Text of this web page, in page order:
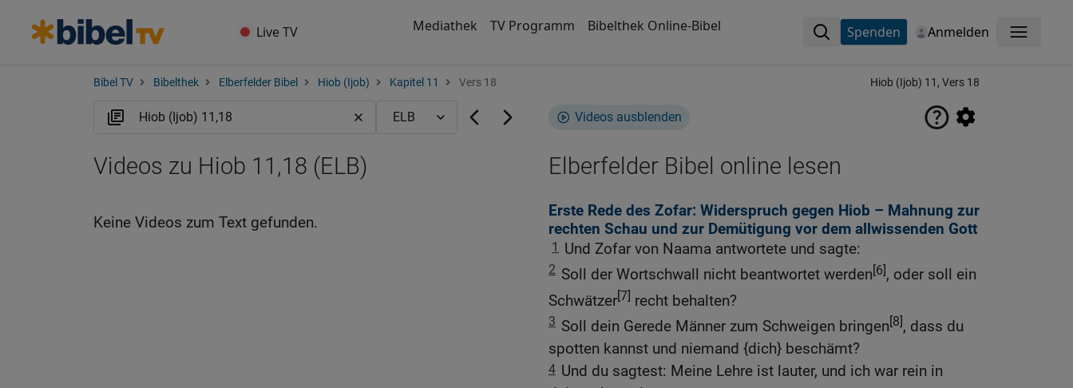
Live TV Mediathek TV Programm Bibelthek Online-Bibel Spenden Anmelden Menü
Bibel TV Bibelthek Elberfelder Bibel Hiob (Ijob) Kapitel 11 Vers 18 Hiob (Ijob) 11, Vers 18
Videos ausblenden
Elberfelder Bibel online lesen
Erste Rede des Zofar: Widerspruch gegen Hiob – Mahnung zur
rechten Schau und zur Demütigung vor dem allwissenden Gott
1 Und Zofar von Naama antwortete und sagte:
2 Soll der Wortschwall nicht beantwortet werden[6], oder soll ein
Schwätzer[7] recht behalten?
3 Soll dein Gerede Männer zum Schweigen bringen[8], dass du
spotten kannst und niemand {dich} beschämt?
4 Und du sagtest: Meine Lehre ist lauter, und ich war rein in
Videos zu Hiob 11,18 (ELB)
Keine Videos zum Text gefunden.